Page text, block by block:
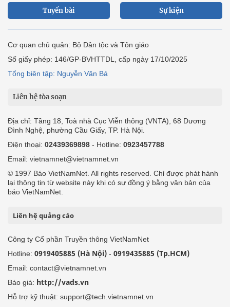
Tuyến bài Sự kiện
Cơ quan chủ quản: Bộ Dân tộc và Tôn giáo
Số giấy phép: 146/GP-BVHTTDL, cấp ngày 17/10/2025
Tổng biên tập: Nguyễn Văn Bá
Liên hệ tòa soạn
Địa chỉ: Tầng 18, Toà nhà Cục Viễn thông (VNTA), 68 Dương
Đình Nghệ, phường Cầu Giấy, TP. Hà Nội.
Điện thoại: 02439369898 - Hotline: 0923457788
Email: vietnamnet@vietnamnet.vn
© 1997 Báo VietNamNet. All rights reserved. Chỉ được phát hành
lại thông tin từ website này khi có sự đồng ý bằng văn bản của
báo VietNamNet.
Liên hệ quảng cáo
Công ty Cổ phần Truyền thông VietNamNet
Hotline: 0919405885 (Hà Nội) - 0919435885 (Tp.HCM)
Email: contact@vietnamnet.vn
Báo giá: http://vads.vn
Hỗ trợ kỹ thuật: support@tech.vietnamnet.vn